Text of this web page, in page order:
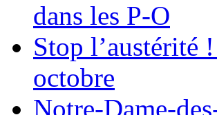
dans les P-O
Stop l’austérité
octobre
Notre-Dame-